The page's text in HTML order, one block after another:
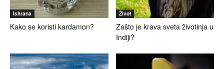
Ishrana
Kako se koristi kardamon?
Život
Zašto je krava sveta životinja u
Indiji?